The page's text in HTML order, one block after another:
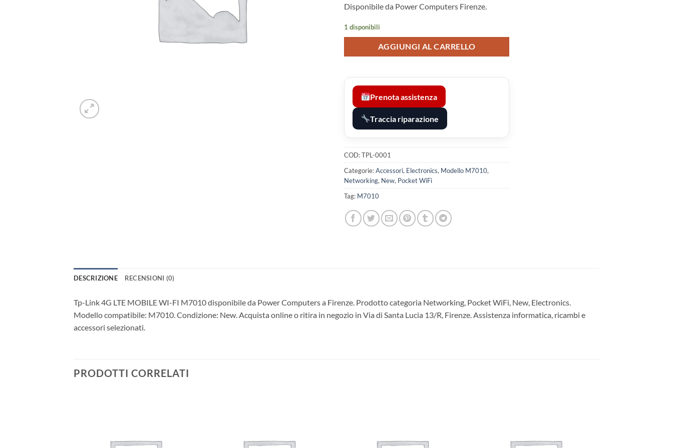
Disponibile da Power Computers Firenze.
1 disponibili
AGGIUNGI AL CARRELLO
Prenota assistenza
Traccia riparazione
COD:TPL-0001
Categorie:Accessori, Electronics, Modello M7010,
Networking, New, Pocket WiFi
Tag: M7010
DESCRIZIONE RECENSIONI (0)
Tp-Link 4G LTE MOBILE WI-FI M7010 disponibile da Power Computers a Firenze. Prodotto categoria Networking, Pocket WiFi, New, Electronics.
Modello compatibile: M7010. Condizione: New. Acquista online o ritira in negozio in Via di Santa Lucia 13/R, Firenze. Assistenza informatica, ricambi e
accessori selezionati.
PRODOTTI CORRELATI